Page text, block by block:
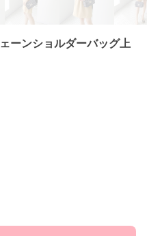
ーンショルダーバッグ上